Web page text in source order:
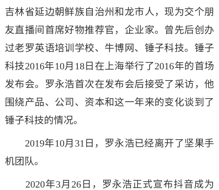
吉林省延边朝鲜族自治州和龙市人，现为交个朋
友直播间首席好物推荐官，企业家。曾先后创办
过老罗英语培训学校、牛博网、锤子科技。锤子
科技2016年10月18日在上海举行了2016年的首场
发布会。罗永浩首次在发布会后接受了采访，他
围绕产品、公司、资本和这一年来的变化谈到了
锤子科技的情况。
2019年10月31日，罗永浩已经离开了坚果手
机团队。
2020年3月26日，罗永浩正式宣布抖音成为